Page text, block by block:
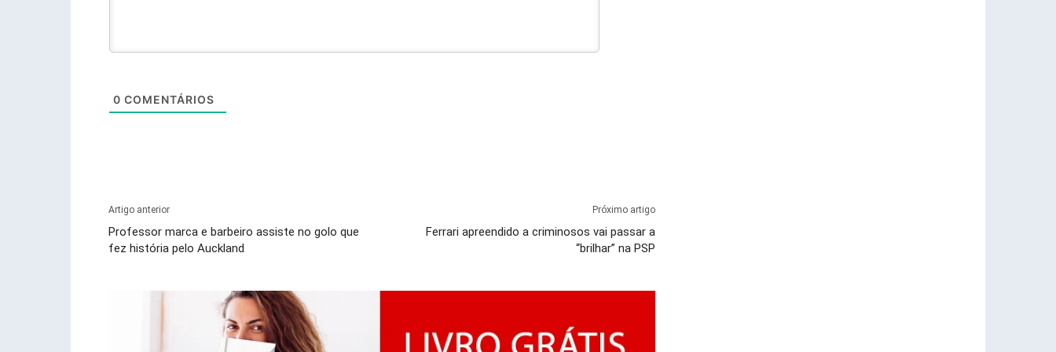
0 COMENTÁRIOS
Artigo anterior
Professor marca e barbeiro assiste no golo que
fez história pelo Auckland
Próximo artigo
Ferrari apreendido a criminosos vai passar a
“brilhar” na PSP